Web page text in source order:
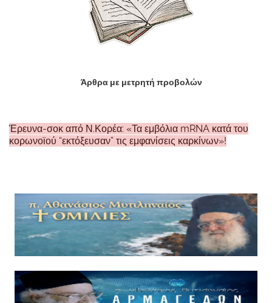
Άρθρα με μετρητή προβολών
Έρευνα-σοκ από Ν.Κορέα: «Τα εμβόλια mRNA κατά του
κορωνοϊού “εκτόξευσαν” τις εμφανίσεις καρκίνων»!